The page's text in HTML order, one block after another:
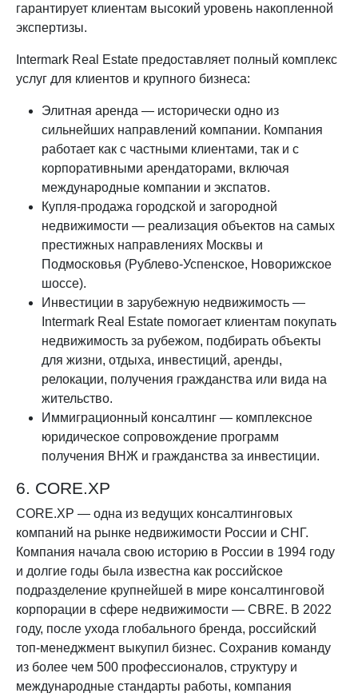
гарантирует клиентам высокий уровень накопленной
экспертизы.
Intermark Real Estate предоставляет полный комплекс
услуг для клиентов и крупного бизнеса:
Элитная аренда — исторически одно из
сильнейших направлений компании. Компания
работает как с частными клиентами, так и с
корпоративными арендаторами, включая
международные компании и экспатов.
Купля-продажа городской и загородной
недвижимости — реализация объектов на самых
престижных направлениях Москвы и
Подмосковья (Рублево-Успенское, Новорижское
шоссе).
Инвестиции в зарубежную недвижимость —
Intermark Real Estate помогает клиентам покупать
недвижимость за рубежом, подбирать объекты
для жизни, отдыха, инвестиций, аренды,
релокации, получения гражданства или вида на
жительство.
Иммиграционный консалтинг — комплексное
юридическое сопровождение программ
получения ВНЖ и гражданства за инвестиции.
6. CORE.XP
CORE.XP — одна из ведущих консалтинговых
компаний на рынке недвижимости России и СНГ.
Компания начала свою историю в России в 1994 году
и долгие годы была известна как российское
подразделение крупнейшей в мире консалтинговой
корпорации в сфере недвижимости — CBRE. В 2022
году, после ухода глобального бренда, российский
топ-менеджмент выкупил бизнес. Сохранив команду
из более чем 500 профессионалов, структуру и
международные стандарты работы, компания